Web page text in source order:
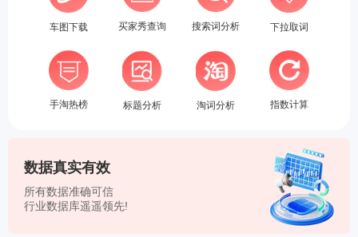
车图下载 买家秀查询 搜索词分析 下拉取词
手淘热榜 标题分析 淘词分析 指数计算
数据真实有效
所有数据准确可信
行业数据库遥遥领先!